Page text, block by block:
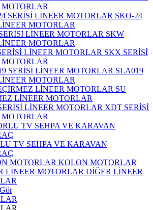
SKO-24
MOTORLAR
SKW
MOTORLAR
SKX SERİSİ
SLA019
MOTORLAR
SU
LİNEER MOTORLAR
XDT SERİSİ
TV SEHPA VE KARAVAN
KOLON MOTORLAR
DİĞER LİNEER